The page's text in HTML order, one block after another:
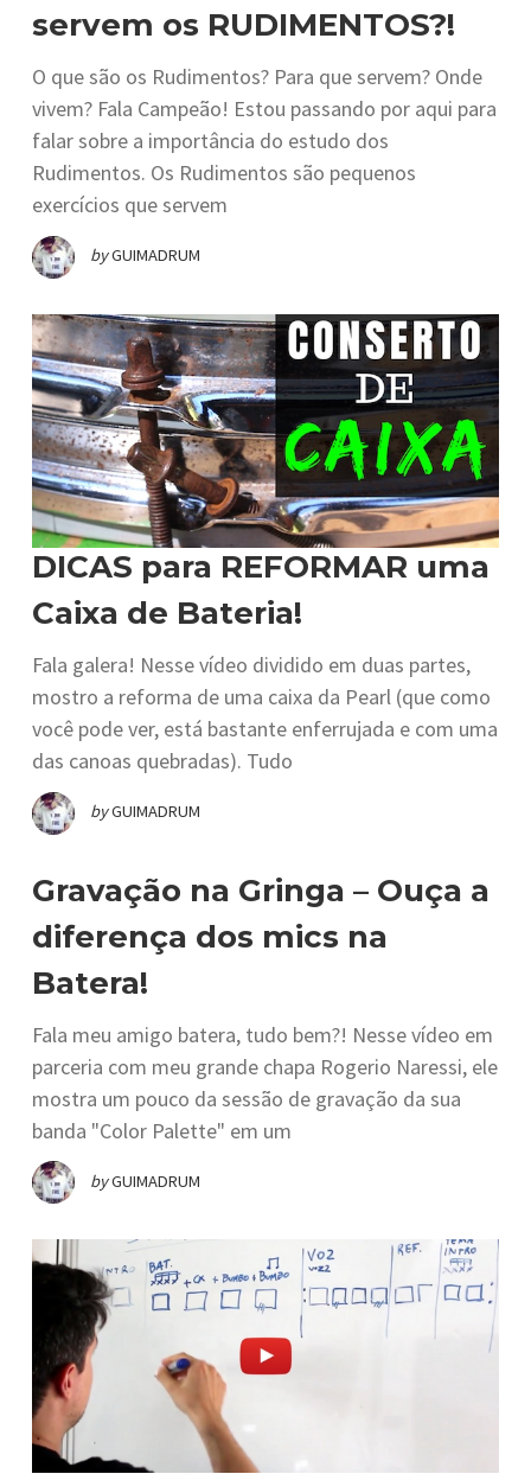
servem os RUDIMENTOS?!
O que são os Rudimentos? Para que servem? Onde
vivem? Fala Campeão! Estou passando por aqui para
falar sobre a importância do estudo dos
Rudimentos. Os Rudimentos são pequenos
exercícios que servem
byGUIMADRUM
DICAS para REFORMAR uma
Caixa de Bateria!
Fala galera! Nesse vídeo dividido em duas partes,
mostro a reforma de uma caixa da Pearl (que como
você pode ver, está bastante enferrujada e com uma
das canoas quebradas). Tudo
byGUIMADRUM
Gravação na Gringa – Ouça a
diferença dos mics na
Batera!
Fala meu amigo batera, tudo bem?! Nesse vídeo em
parceria com meu grande chapa Rogerio Naressi, ele
mostra um pouco da sessão de gravação da sua
banda "Color Palette" em um
byGUIMADRUM